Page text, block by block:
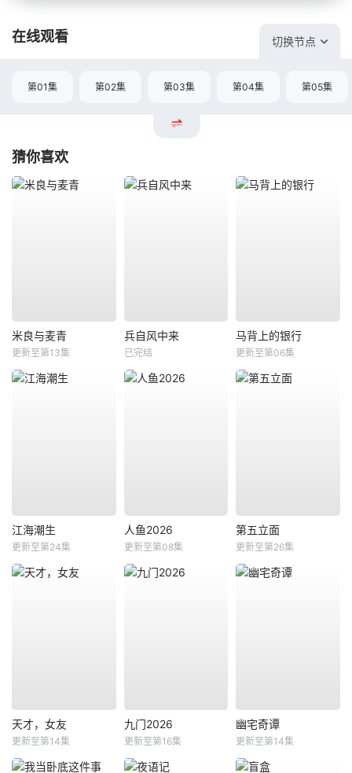
在线观看 切换节点
第01集 第02集 第03集 第04集 第05集
猜你喜欢
米良与麦青
更新至第13集
兵自风中来
已完结
马背上的银行
更新至第06集
江海潮生
更新至第24集
人鱼2026
更新至第08集
第五立面
更新至第26集
天才，女友
更新至第14集
九门2026
更新至第16集
幽宅奇谭
更新至第14集